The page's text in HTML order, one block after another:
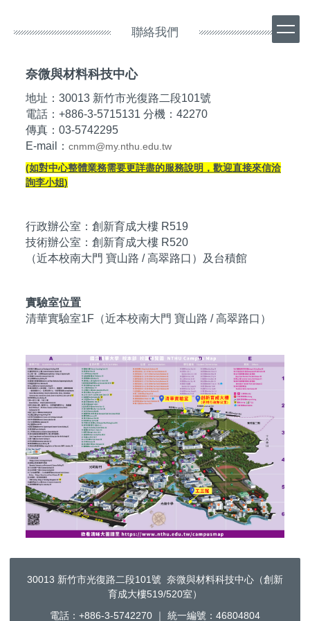
聯絡我們
奈微與材料科技中心
地址：30013 新竹市光復路二段101號
電話：+886-3-5715131 分機：42270
傳真：03-5742295
E-mail： cnmm@my.nthu.edu.tw
(如對中心整體業務需要更詳盡的服務說明，歡迎直接來信洽
詢李小姐)
行政辦公室：創新育成大樓 R519
技術辦公室：創新育成大樓 R520
（近本校南大門 寶山路 / 高翠路口）及台積館
實驗室位置
清華實驗室1F（近本校南大門 寶山路 / 高翠路口）
30013 新竹市光復路二段101號 奈微與材料科技中心（創新
育成大樓519/520室）
電話：+886-3-5742270 ｜ 統一編號：46804804